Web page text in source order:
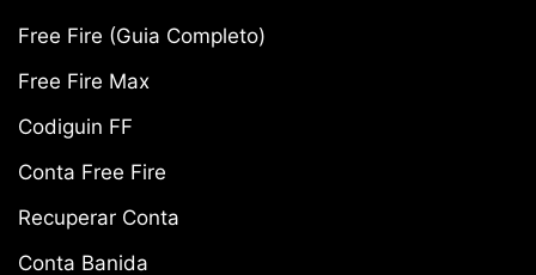
Free Fire (Guia Completo)
Free Fire Max
Codiguin FF
Conta Free Fire
Recuperar Conta
Conta Banida